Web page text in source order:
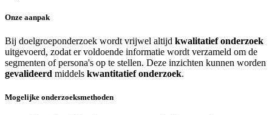
Onze aanpak
Bij doelgroeponderzoek wordt vrijwel altijd kwalitatief onderzoek
uitgevoerd, zodat er voldoende informatie wordt verzameld om de
segmenten of persona's op te stellen. Deze inzichten kunnen worden
gevalideerd middels kwantitatief onderzoek.
Mogelijke onderzoeksmethoden